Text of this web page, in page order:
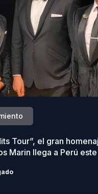
Tour”, el gran
Marin llega a Perú